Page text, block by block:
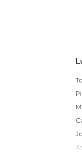
Castello di S.Giorgio (Castelo de Sao